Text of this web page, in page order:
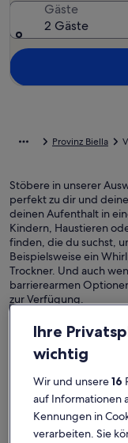
Gäste
2 Gäste
Provinz Biella
Stöbere in unserer
perfekt zu dir und
deinen Aufenthalt in
Kindern, Haustieren
finden, die du suchst,
Beispielsweise ein
Trockner. Und auch
barrierearmen
zur Verfügung.
Finde
Geschmack
Suche nach
Ihre
wichtig
Wir und unsere16
auf Informationen
Kennungen in
verarbeiten. Sie